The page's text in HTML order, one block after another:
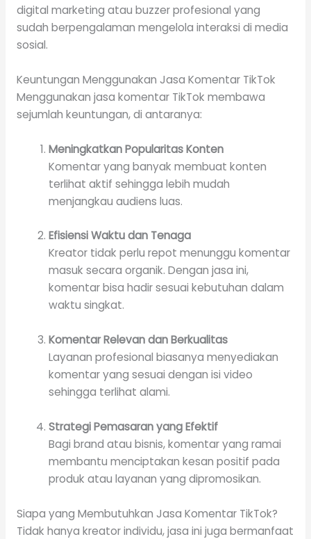
digital marketing atau buzzer profesional yang
sudah berpengalaman mengelola interaksi di media
sosial.
Keuntungan Menggunakan Jasa Komentar TikTok
Menggunakan jasa komentar TikTok membawa
sejumlah keuntungan, di antaranya:
Meningkatkan Popularitas Konten
Komentar yang banyak membuat konten
terlihat aktif sehingga lebih mudah
menjangkau audiens luas.
Efisiensi Waktu dan Tenaga
Kreator tidak perlu repot menunggu komentar
masuk secara organik. Dengan jasa ini,
komentar bisa hadir sesuai kebutuhan dalam
waktu singkat.
Komentar Relevan dan Berkualitas
Layanan profesional biasanya menyediakan
komentar yang sesuai dengan isi video
sehingga terlihat alami.
Strategi Pemasaran yang Efektif
Bagi brand atau bisnis, komentar yang ramai
membantu menciptakan kesan positif pada
produk atau layanan yang dipromosikan.
Siapa yang Membutuhkan Jasa Komentar TikTok?
Tidak hanya kreator individu, jasa ini juga bermanfaat